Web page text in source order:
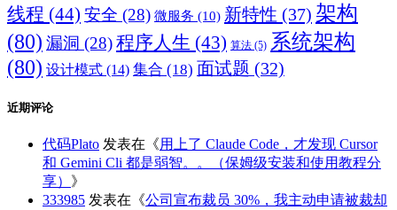
线程 (44) 安全 (28) 微服务 (10) 新特性 (37) 架构
(80) 漏洞 (28)程序人生 (43) 算法 (5) 系统架构
(80) 设计模式 (14) 集合 (18) 面试题 (32)
近期评论
代码Plato 发表在《用上了 Claude Code，才发现 Cursor
和 Gemini Cli 都是弱智。。（保姆级安装和使用教程分
享） 》
333985 发表在《公司宣布裁员 30%，我主动申请被裁却